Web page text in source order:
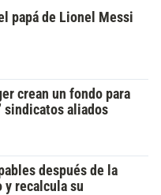
papá de Lionel Messi
crean un fondo para
sindicatos aliados
después de la
y recalcula su